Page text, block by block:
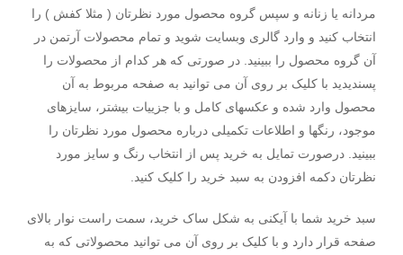
مردانه یا زنانه و سپس گروه محصول مورد نظرتان ( مثلا کفش ) را
انتخاب کنید و وارد گالری وبسایت شوید و تمام محصولات آرتمن در
آن گروه محصول را ببینید. در صورتی که هر کدام از محصولات را
پسندیدید با کلیک بر روی آن می توانید به صفحه مربوط به آن
محصول وارد شده و عکسهای کامل و با جزییات بیشتر، سایزهای
موجود، رنگها و اطلاعات تکمیلی درباره محصول مورد نظرتان را
ببینید. درصورت تمایل به خرید پس از انتخاب رنگ و سایز مورد
نظرتان دکمه افزودن به سبد خرید را کلیک کنید.
سبد خرید شما با آیکنی به شکل ساک خرید، سمت راست نوار بالای
صفحه قرار دارد و با کلیک بر روی آن می توانید محصولاتی که به